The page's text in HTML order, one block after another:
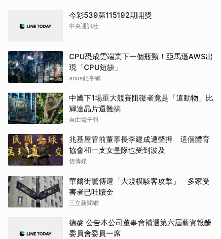
今彩539第115192期開獎
中央通訊社
CPU恐成雲端業下一個瓶頸！亞馬遜AWS出
現「CPU短缺」
anue鉅亨網
中國下1場重大競賽阻礙者竟是「這動物」比
輝達晶片還難搞
自由電子報
兆基屋管前董事長李建成遭聲押 這個體育
協會和一支女壘隊也受到波及
信傳媒
華爾街驚傳遭「大規模駭客攻擊」 多家受
害者已吐贖金
三立新聞網
德麥 公告本公司董事會補選第六屆薪資報酬
委員會委員一席